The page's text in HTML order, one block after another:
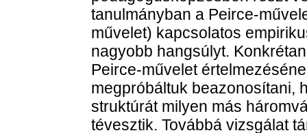
tanulmányban a Peirce-
művelet) kapcsolatos
nagyobb hangsúlyt.
Peirce-művelet
megpróbáltuk beazonosítani,
struktúrát milyen más
tévesztik. Továbbá vizsgálat